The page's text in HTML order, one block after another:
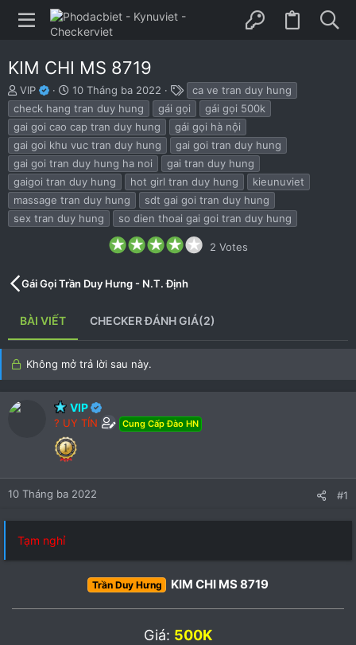
KIM CHI MS 8719
B
ắ
t
đ
ầ
u
VIP
N
g
à
y
b
ắ
t
đ
ầ
u
10 Tháng ba 2022
h
ẻ
ca ve tran duy hung
check hang tran duy hung
gái gọi
gái gọi 500k
gai goi cao cap tran duy hung
gái gọi hà nội
gai goi khu vuc tran duy hung
gai goi tran duy hung
gai goi tran duy hung ha noi
gai tran duy hung
gaigoi tran duy hung
hot girl tran duy hung
kieunuviet
massage tran duy hung
sdt gai goi tran duy hung
sex tran duy hung
so dien thoai gai goi tran duy hung
4
.
a
r
(
2 Votes
Gái Gọi Trần Duy Hưng - N.T. Định
BÀI VIẾT CHECKER ĐÁNH GIÁ(2)
Không mở trả lời sau này.
VIP
? UY TÍN Cung Cấp Đào HN
10 Tháng ba 2022 #1
Tạm nghỉ
Trần Duy Hưng KIM CHI MS 8719
Giá: 500K